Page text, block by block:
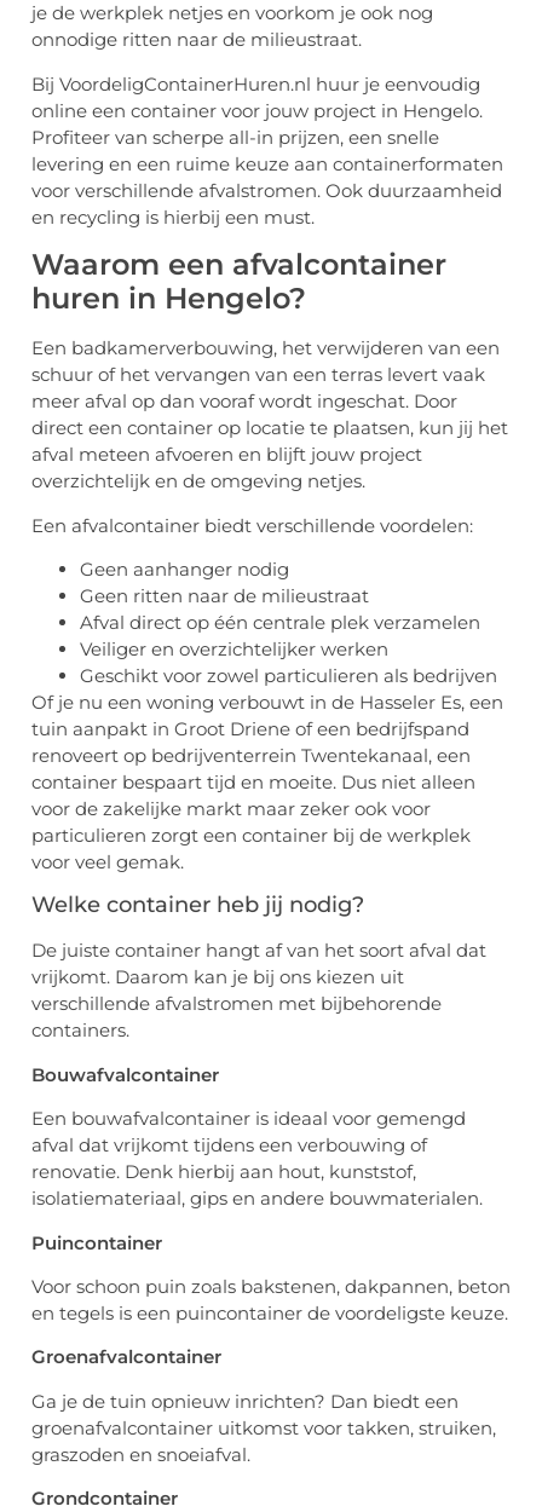
je de werkplek netjes en voorkom je ook nog
onnodige ritten naar de milieustraat.
Bij VoordeligContainerHuren.nl huur je eenvoudig
online een container voor jouw project in Hengelo.
Profiteer van scherpe all-in prijzen, een snelle
levering en een ruime keuze aan containerformaten
voor verschillende afvalstromen. Ook duurzaamheid
en recycling is hierbij een must.
Waarom een afvalcontainer
huren in Hengelo?
Een badkamerverbouwing, het verwijderen van een
schuur of het vervangen van een terras levert vaak
meer afval op dan vooraf wordt ingeschat. Door
direct een container op locatie te plaatsen, kun jij het
afval meteen afvoeren en blijft jouw project
overzichtelijk en de omgeving netjes.
Een afvalcontainer biedt verschillende voordelen:
Geen aanhanger nodig
Geen ritten naar de milieustraat
Afval direct op één centrale plek verzamelen
Veiliger en overzichtelijker werken
Geschikt voor zowel particulieren als bedrijven
Of je nu een woning verbouwt in de Hasseler Es, een
tuin aanpakt in Groot Driene of een bedrijfspand
renoveert op bedrijventerrein Twentekanaal, een
container bespaart tijd en moeite. Dus niet alleen
voor de zakelijke markt maar zeker ook voor
particulieren zorgt een container bij de werkplek
voor veel gemak.
Welke container heb jij nodig?
De juiste container hangt af van het soort afval dat
vrijkomt. Daarom kan je bij ons kiezen uit
verschillende afvalstromen met bijbehorende
containers.
Bouwafvalcontainer
Een bouwafvalcontainer is ideaal voor gemengd
afval dat vrijkomt tijdens een verbouwing of
renovatie. Denk hierbij aan hout, kunststof,
isolatiemateriaal, gips en andere bouwmaterialen.
Puincontainer
Voor schoon puin zoals bakstenen, dakpannen, beton
en tegels is een puincontainer de voordeligste keuze.
Groenafvalcontainer
Ga je de tuin opnieuw inrichten? Dan biedt een
groenafvalcontainer uitkomst voor takken, struiken,
graszoden en snoeiafval.
Grondcontainer